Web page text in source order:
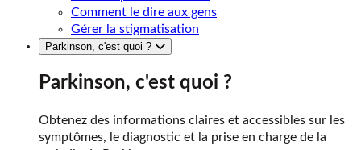
Comment le dire aux gens
Gérer la stigmatisation
Parkinson, c'est quoi ?
Parkinson, c'est quoi ?
Obtenez des informations claires et accessibles sur les
symptômes, le diagnostic et la prise en charge de la